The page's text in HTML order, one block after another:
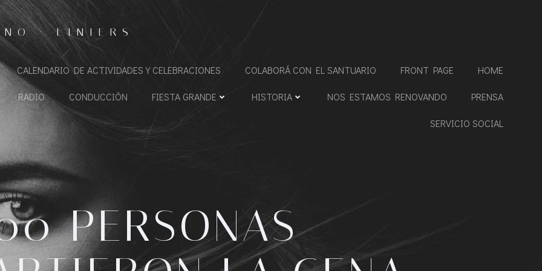
· LINIERS
CALENDARIO DE ACTIVIDADES Y CELEBRACIONES COLABORÁ CON EL SANTUARIO FRONT PAGE HOME
RADIO CONDUCCIÓN FIESTA GRANDE HISTORIA NOS ESTAMOS RENOVANDO PRENSA
SERVICIO SOCIAL
PERSONAS